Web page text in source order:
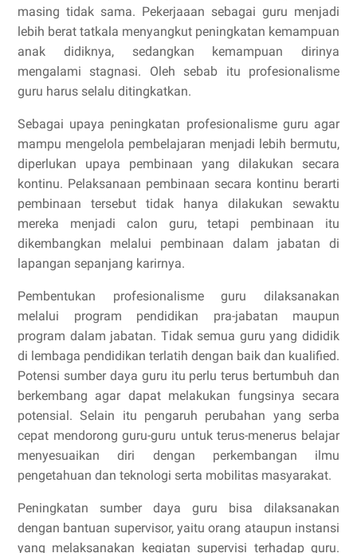
masing tidak sama. Pekerjaaan sebagai guru menjadi
lebih berat tatkala menyangkut peningkatan kemampuan
anak didiknya, sedangkan kemampuan dirinya
mengalami stagnasi. Oleh sebab itu profesionalisme
guru harus selalu ditingkatkan.
Sebagai upaya peningkatan profesionalisme guru agar
mampu mengelola pembelajaran menjadi lebih bermutu,
diperlukan upaya pembinaan yang dilakukan secara
kontinu. Pelaksanaan pembinaan secara kontinu berarti
pembinaan tersebut tidak hanya dilakukan sewaktu
mereka menjadi calon guru, tetapi pembinaan itu
dikembangkan melalui pembinaan dalam jabatan di
lapangan sepanjang karirnya.
Pembentukan profesionalisme guru dilaksanakan
melalui program pendidikan pra-jabatan maupun
program dalam jabatan. Tidak semua guru yang dididik
di lembaga pendidikan terlatih dengan baik dan kualified.
Potensi sumber daya guru itu perlu terus bertumbuh dan
berkembang agar dapat melakukan fungsinya secara
potensial. Selain itu pengaruh perubahan yang serba
cepat mendorong guru-guru untuk terus-menerus belajar
menyesuaikan diri dengan perkembangan ilmu
pengetahuan dan teknologi serta mobilitas masyarakat.
Peningkatan sumber daya guru bisa dilaksanakan
dengan bantuan supervisor, yaitu orang ataupun instansi
yang melaksanakan kegiatan supervisi terhadap guru.